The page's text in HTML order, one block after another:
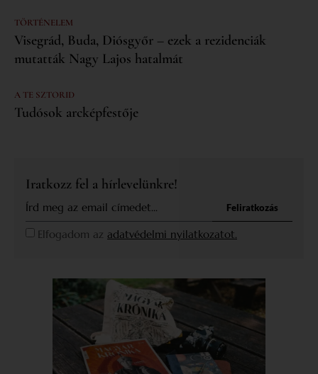
TÖRTÉNELEM
Visegrád, Buda, Diósgyőr – ezek a rezidenciák
mutatták Nagy Lajos hatalmát
A TE SZTORID
Tudósok arcképfestője
Iratkozz fel a hírlevelünkre!
Elfogadom az adatvédelmi nyilatkozatot.
Feliratkozás